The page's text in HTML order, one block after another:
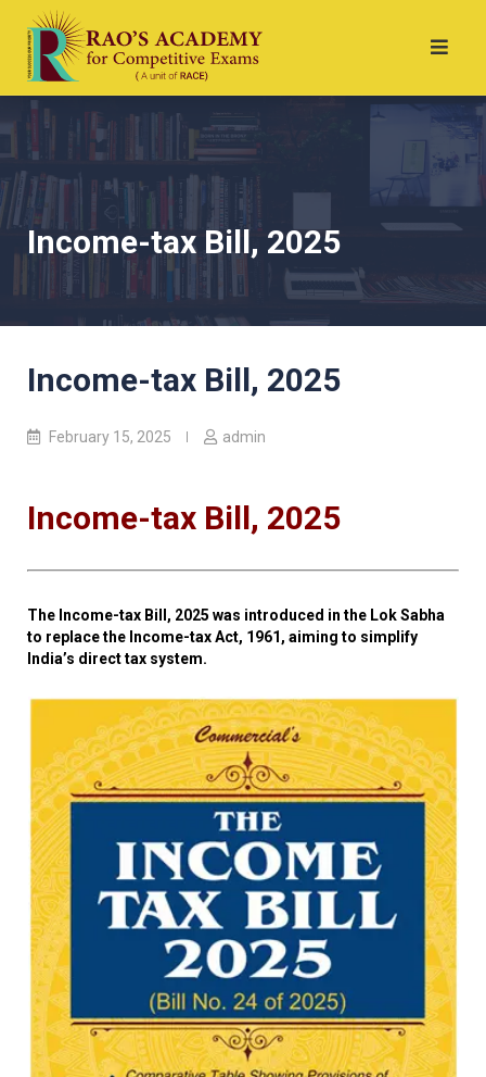
Income-tax Bill, 2025
Income-tax Bill, 2025
February 15, 2025 admin
Income-tax Bill, 2025
The Income-tax Bill, 2025 was introduced in the Lok Sabha
to replace the Income-tax Act, 1961, aiming to simplify
India’s direct tax system.